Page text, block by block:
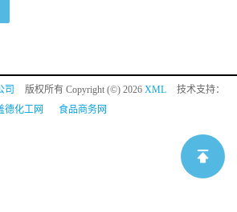
司 版权所有 Copyright (©) 2026 XML
技术支持：
德化工网
食品商务网